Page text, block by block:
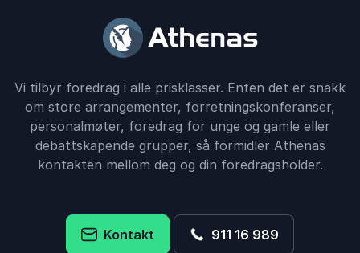
Vi tilbyr foredrag i alle prisklasser. Enten det er snakk
om store arrangementer, forretningskonferanser,
personalmøter, foredrag for unge og gamle eller
debattskapende grupper, så formidler Athenas
kontakten mellom deg og din foredragsholder.
Kontakt 911 16 989